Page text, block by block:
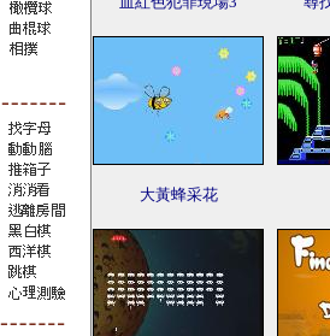
大黃蜂采花